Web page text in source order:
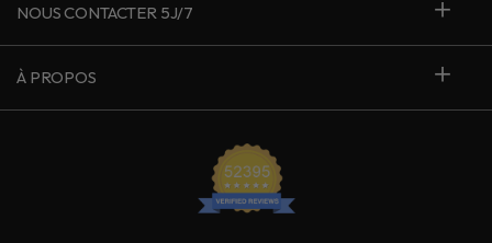
NOUS CONTACTER 5J/7
À PROPOS